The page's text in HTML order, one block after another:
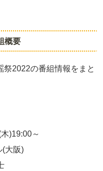
概要
祭2022の番組情報をまと
)19:00～
(大阪)